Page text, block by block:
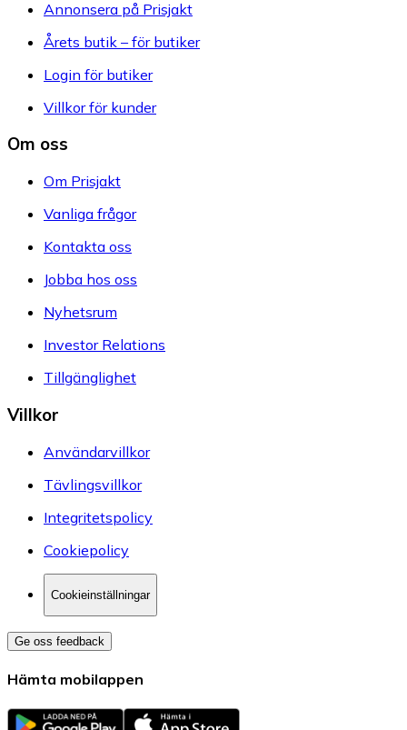
Annonsera på Prisjakt
Årets butik – för butiker
Login för butiker
Villkor för kunder
Om oss
Om Prisjakt
Vanliga frågor
Kontakta oss
Jobba hos oss
Nyhetsrum
Investor Relations
Tillgänglighet
Villkor
Användarvillkor
Tävlingsvillkor
Integritetspolicy
Cookiepolicy
Cookieinställningar
Ge oss feedback
Hämta mobilappen